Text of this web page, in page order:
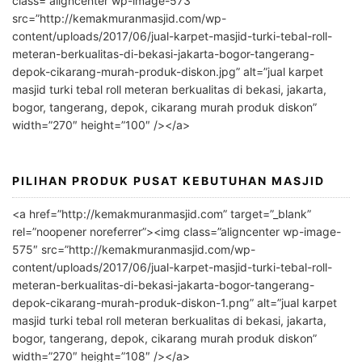
r
n
a
t
i
v
src=”http://kemakmuranmasjid.com/wp-
content/uploads/2017/06/jual-karpet-masjid-turki-tebal-roll-
meteran-berkualitas-di-bekasi-jakarta-bogor-tangerang-
depok-cikarang-murah-produk-diskon.jpg” alt=”jual karpet
masjid turki tebal roll meteran berkualitas di bekasi, jakarta,
bogor, tangerang, depok, cikarang murah produk diskon”
width=”270″ height=”100″ /></a>
PILIHAN PRODUK PUSAT KEBUTUHAN MASJID
<a href=”http://kemakmuranmasjid.com” target=”_blank”
rel=”noopener noreferrer”><img class=”aligncenter wp-image-
575″ src=”http://kemakmuranmasjid.com/wp-
content/uploads/2017/06/jual-karpet-masjid-turki-tebal-roll-
meteran-berkualitas-di-bekasi-jakarta-bogor-tangerang-
depok-cikarang-murah-produk-diskon-1.png” alt=”jual karpet
masjid turki tebal roll meteran berkualitas di bekasi, jakarta,
bogor, tangerang, depok, cikarang murah produk diskon”
width=”270″ height=”108″ /></a>